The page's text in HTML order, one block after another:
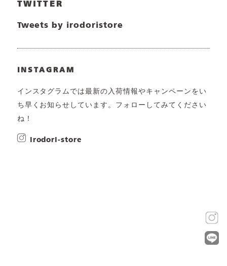
TWITTER
Tweets by irodoristore
INSTAGRAM
インスタグラムでは最新の入荷情報やキャンペーンをい
ち早くお知らせしています。フォローしてみてください
ね！
irodori-store